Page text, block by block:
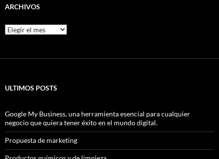
ARCHIVOS
Archivos
ULTIMOS POSTS
Google My Business, una herramienta esencial para cualquier
negocio que quiera tener éxito en el mundo digital.
Propuesta de marketing